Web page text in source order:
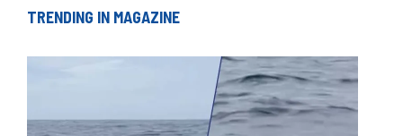
TRENDING IN MAGAZINE